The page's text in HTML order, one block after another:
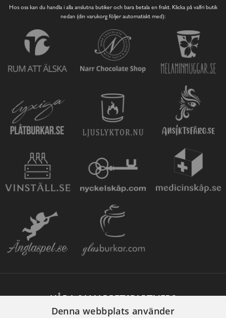
Hos oss kan du handla i alla anslutna butiker och bara betala en frakt. Klicka på valfri butik
nedan (din varukorg följer automatiskt med):
VÅRA SAMARBETSPARTNERS
Denna webbplats använder